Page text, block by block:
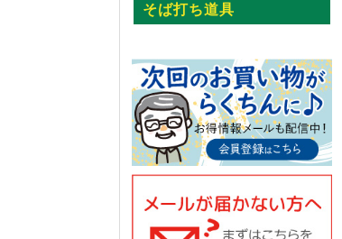
そば打ち道具